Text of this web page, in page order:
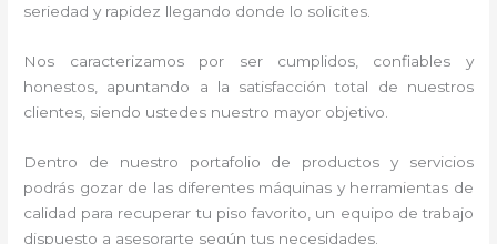
seriedad y rapidez llegando donde lo solicites.
Nos caracterizamos por ser cumplidos, confiables y
honestos, apuntando a la satisfacción total de nuestros
clientes, siendo ustedes nuestro mayor objetivo.
Dentro de nuestro portafolio de productos y servicios
podrás gozar de las diferentes máquinas y herramientas de
calidad para recuperar tu piso favorito, un equipo de trabajo
dispuesto a asesorarte según tus necesidades.